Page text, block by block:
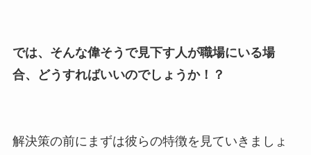
では、そんな偉そうで見下す人が職場にいる場
合、どうすればいいのでしょうか！？
解決策の前にまずは彼らの特徴を見ていきましょ